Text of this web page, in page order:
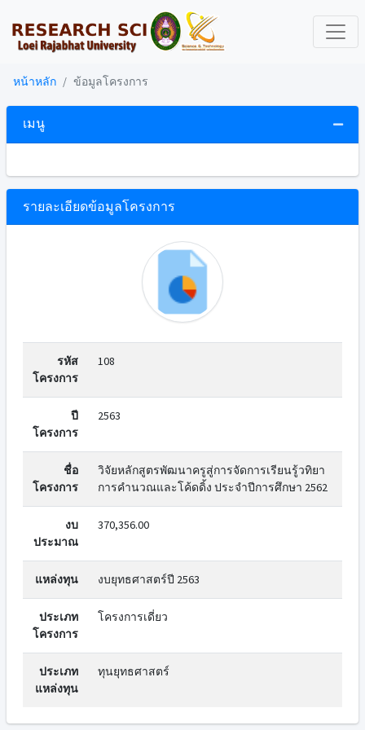
หน้าหลัก ข้อมูลโครงการ
เมนู
รายละเอียดข้อมูลโครงการ
รหัส
โครงการ
108
ปี
โครงการ
2563
ชื่อ
โครงการ
วิจัยหลักสูตรพัฒนาครูสู่การจัดการเรียนรู้วทิยา
การคำนวณและโค้ดดิ้ง ประจำปีการศึกษา 2562
งบ
ประมาณ
370,356.00
แหล่งทุน งบยุทธศาสตร์ปี 2563
ประเภท
โครงการ
โครงการเดี่ยว
ประเภท
แหล่งทุน
ทุนยุทธศาสตร์